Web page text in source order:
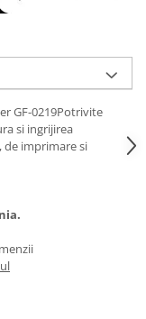
GF-0219Potrivite
si ingrijirea
de imprimare si